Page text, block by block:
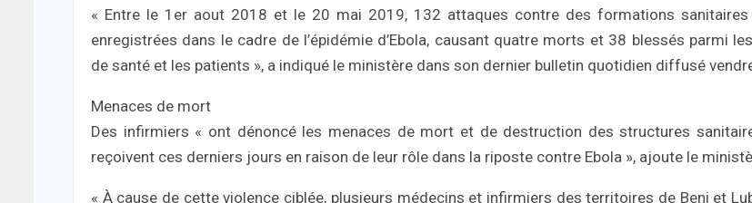
« Entre le 1er aout 2018 et le 20 mai 2019, 132 attaques contre des formations
enregistrées dans le cadre de l’épidémie d’Ebola, causant quatre morts et 38 blessés parmi
de santé et les patients », a indiqué le ministère dans son dernier bulletin quotidien diffusé
Menaces de mort
Des infirmiers « ont dénoncé les menaces de mort et de destruction des structures
reçoivent ces derniers jours en raison de leur rôle dans la riposte contre Ebola », ajoute le
« À cause de cette violence ciblée, plusieurs médecins et infirmiers des territoires de Beni et